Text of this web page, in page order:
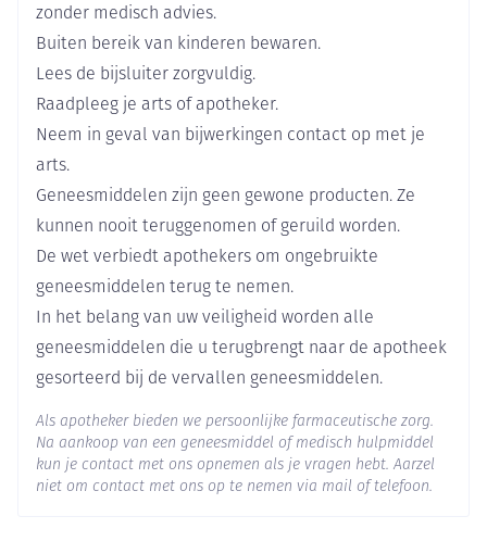
Breedte 45 mm
Lengte 90 mm
Diepte 45 mm
Hoeveelheid
Verpakking
30
Actieve
Ingrediënten
Behoud Kamertemperatuur (15°C - 25°C)
zonder medisch advies.
Buiten bereik van kinderen bewaren.
Lees de bijsluiter zorgvuldig.
Raadpleeg je arts of apotheker.
Neem in geval van bijwerkingen contact op met je
arts.
Geneesmiddelen zijn geen gewone producten. Ze
kunnen nooit teruggenomen of geruild worden.
De wet verbiedt apothekers om ongebruikte
geneesmiddelen terug te nemen.
In het belang van uw veiligheid worden alle
geneesmiddelen die u terugbrengt naar de apotheek
gesorteerd bij de vervallen geneesmiddelen.
Als apotheker bieden we persoonlijke farmaceutische zorg.
Na aankoop van een geneesmiddel of medisch hulpmiddel
kun je contact met ons opnemen als je vragen hebt. Aarzel
niet om contact met ons op te nemen via mail of telefoon.